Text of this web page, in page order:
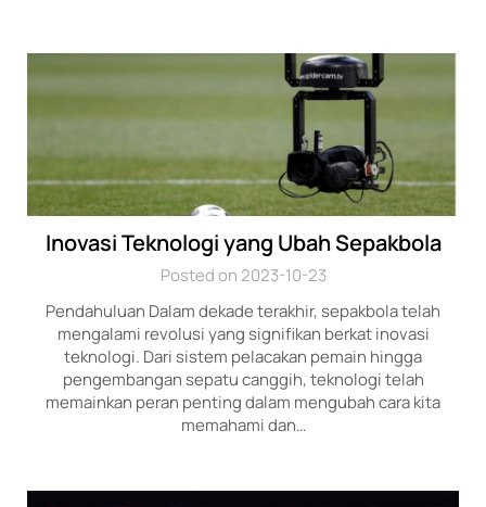
Inovasi Teknologi yang Ubah Sepakbola
Posted on 2023-10-23
Pendahuluan Dalam dekade terakhir, sepakbola telah
mengalami revolusi yang signifikan berkat inovasi
teknologi. Dari sistem pelacakan pemain hingga
pengembangan sepatu canggih, teknologi telah
memainkan peran penting dalam mengubah cara kita
memahami dan…